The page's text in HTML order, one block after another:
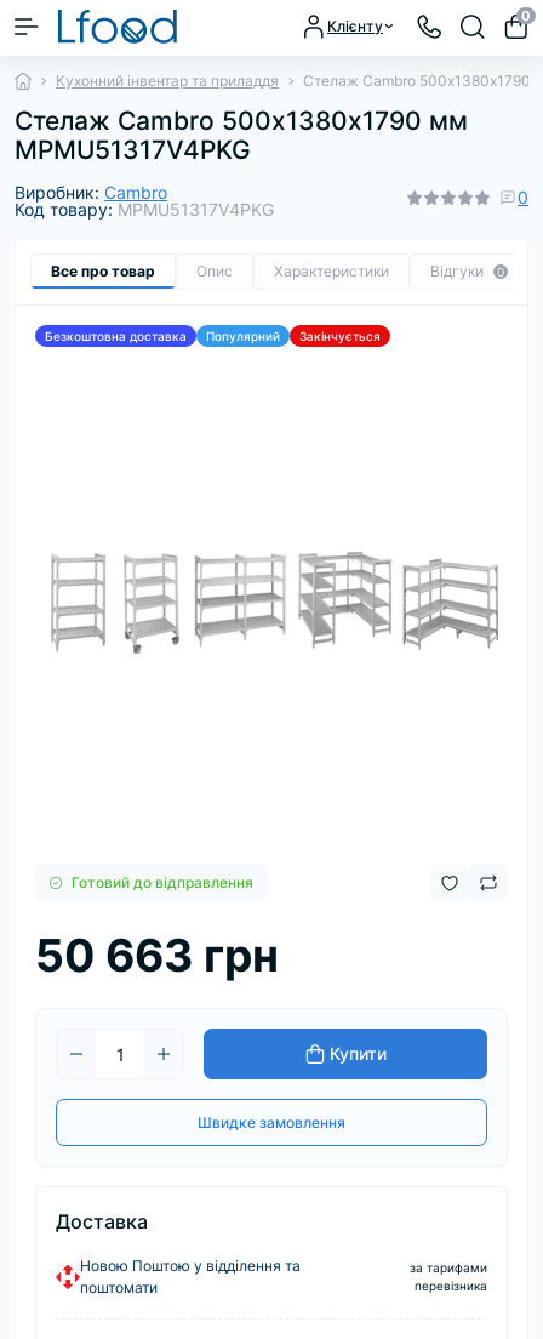
Клієнту
0
Кухонний інвентар та приладдя Стелаж Cambro 500х1380х1790
Стелаж Cambro 500х1380х1790 мм
MPMU51317V4PKG
Виробник: Cambro
Код товару: MPMU51317V4PKG
0
Все про товар Опис Характеристики Відгуки 0
Безкоштовна доставка Популярний Закінчується
Готовий до відправлення
50 663 грн
Купити
Швидке замовлення
Доставка
Новою Поштою у відділення та
поштомати
за тарифами
перевізника